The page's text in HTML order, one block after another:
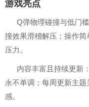
游戏亮点
Q弹物理碰撞与低门
撞效果滑稽解压；操作
压力。
内容丰富且持续更新
永不单调；每周更新主
感。